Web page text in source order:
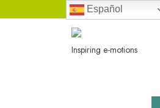
Inspiring e-motions
Español